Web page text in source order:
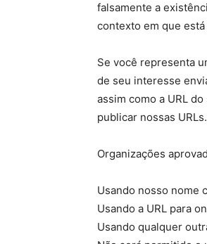
falsamente a
contexto em que
Se você representa
de seu interesse
assim como a URL
publicar nossas
Organizações
Usando nosso nome
Usando a URL para
Usando qualquer